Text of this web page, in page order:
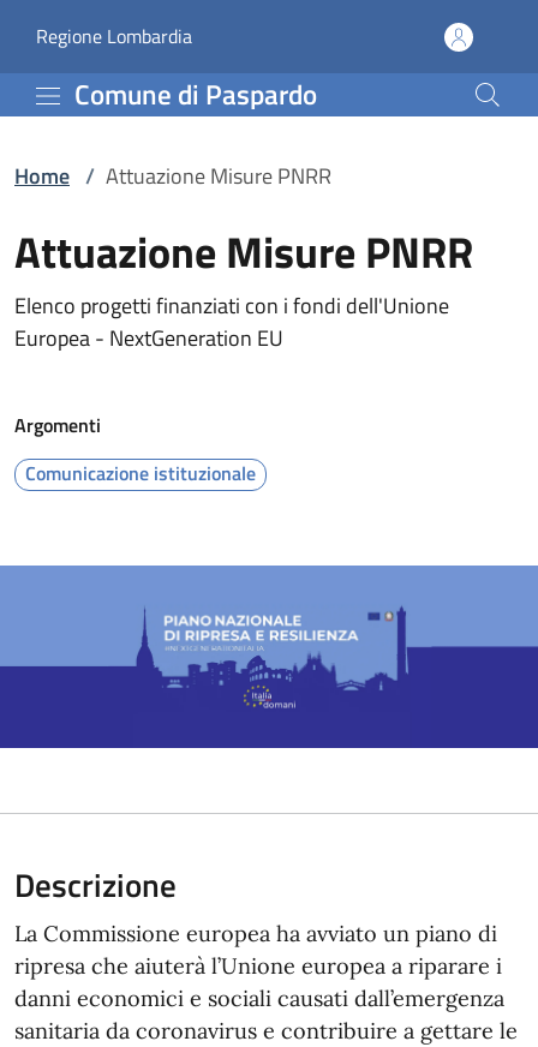
Attuazione Misure
Regione Lombardia(apre in un'altra scheda).
Comune di Paspardo
Home / Attuazione Misure PNRR
Attuazione Misure PNRR
Elenco progetti finanziati con i fondi dell'Unione
Europea - NextGeneration EU
Argomenti
Comunicazione istituzionale
Descrizione
La Commissione europea ha avviato un piano di
ripresa che aiuterà l’Unione europea a riparare i
danni economici e sociali causati dall’emergenza
sanitaria da coronavirus e contribuire a gettare le